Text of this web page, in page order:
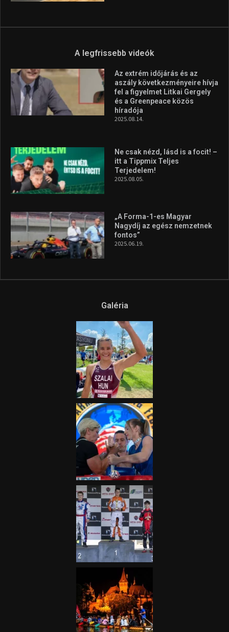
A legfrissebb videók
Az extrém időjárás és az
aszály következményeire hívja
fel a figyelmet Litkai Gergely
és a Greenpeace közös
híradója
2025.08.14.
Ne csak nézd, lásd is a focit! –
itt a Tippmix Teljes
Terjedelem!
2025.08.05.
„A Forma-1-es Magyar
Nagydíj az egész nemzetnek
fontos”
2025.06.19.
Galéria